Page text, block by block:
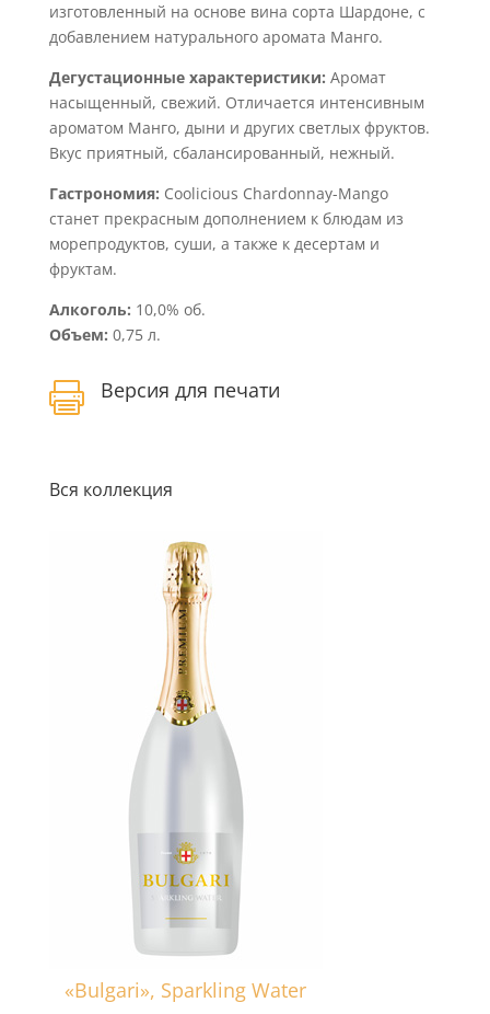
изготовленный на основе вина сорта Шардоне, с
добавлением натурального аромата Манго.
Дегустационные характеристики: Аромат
насыщенный, свежий. Отличается интенсивным
ароматом Манго, дыни и других светлых фруктов.
Вкус приятный, сбалансированный, нежный.
Гастрономия: Coolicious Chardonnay-Mango
станет прекрасным дополнением к блюдам из
морепродуктов, суши, а также к десертам и
фруктам.
Алкоголь: 10,0% об.
Объем: 0,75 л.
 Версия для печати
Вся коллекция
«Bulgari», Sparkling Water